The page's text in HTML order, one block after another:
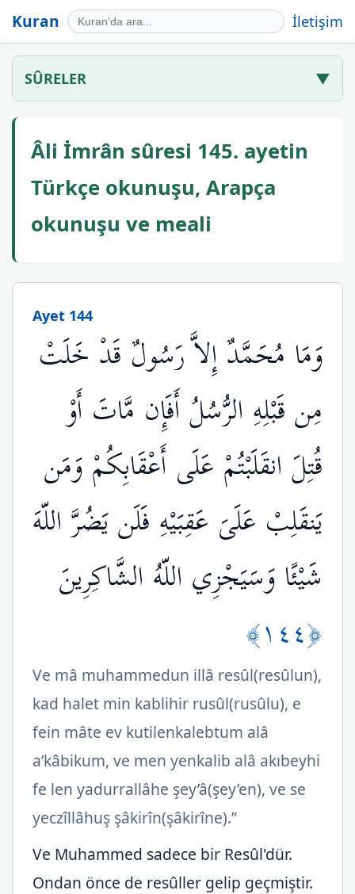
Kuran İletişim
SÛRELER ▼
Âli İmrân sûresi 145. ayetin
Türkçe okunuşu, Arapça
okunuşu ve meali
Ayet 144
وَمَا مُحَمَّدٌ إِلاَّ رَسُولٌ قَدْ خَلَتْ
مِن قَبْلِهِ الرُّسُلُ أَفَإِن مَّاتَ أَوْ
قُتِلَ انقَلَبْتُمْ عَلَى أَعْقَابِكُمْ وَمَن
يَنقَلِبْ عَلَىَ عَقِبَيْهِ فَلَن يَضُرَّ اللّهَ
شَيْئًا وَسَيَجْزِي اللّهُ الشَّاكِرِينَ
﴿١٤٤﴾
Ve mâ muhammedun illâ resûl(resûlun),
kad halet min kablihir rusûl(rusûlu), e
fein mâte ev kutilenkalebtum alâ
a’kâbikum, ve men yenkalib alâ akıbeyhi
fe len yadurrallâhe şey’â(şey’en), ve se
yeczîllâhuş şâkirîn(şâkirîne).”
Ve Muhammed sadece bir Resûl'dür.
Ondan önce de resûller gelip geçmiştir.